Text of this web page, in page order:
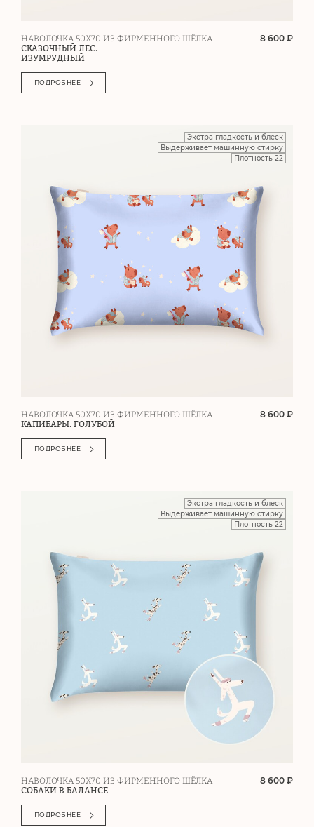
НАВОЛОЧКА 50Х70 ИЗ ФИРМЕННОГО ШЁЛКА
СКАЗОЧНЫЙ ЛЕС.
ИЗУМРУДНЫЙ
8 600 ₽
ПОДРОБНЕЕ
Экстра гладкость и блеск
Выдерживает машинную стирку
Плотность 22
НАВОЛОЧКА 50Х70 ИЗ ФИРМЕННОГО ШЁЛКА
КАПИБАРЫ. ГОЛУБОЙ
8 600 ₽
ПОДРОБНЕЕ
Экстра гладкость и блеск
Выдерживает машинную стирку
Плотность 22
НАВОЛОЧКА 50Х70 ИЗ ФИРМЕННОГО ШЁЛКА
СОБАКИ В БАЛАНСЕ
8 600 ₽
ПОДРОБНЕЕ